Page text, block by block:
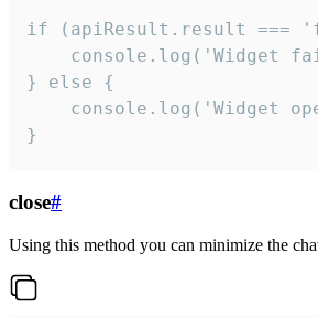
if (apiResult.result
console.log('Widget
} else {
console.log('Widget
}
close#
Using this method you can minimize the